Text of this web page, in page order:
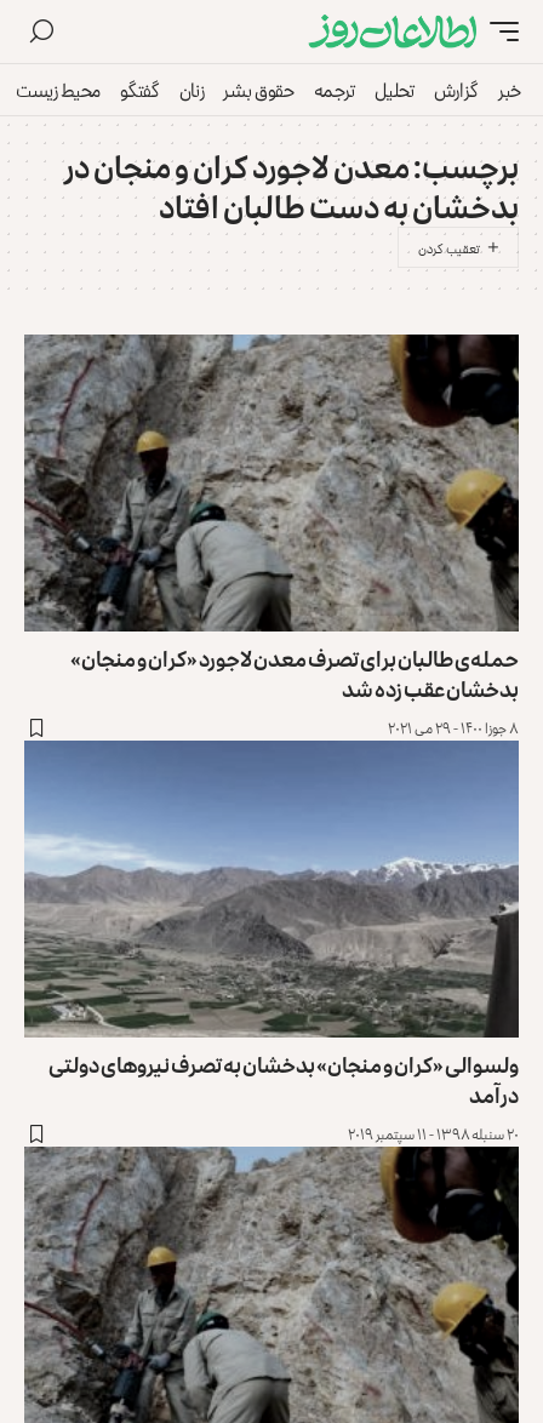
خبر گزارش تحلیل ترجمه حقوق بشر زنان گفتگو محیط زیست
برچسب:معدن لاجورد کران و منجان در
بدخشان به دست طالبان افتاد
حمله‌ی طالبان برای تصرف معدن لاجورد «کران و منجان»
بدخشان عقب زده شد
۸ جوزا ۱۴۰۰ - ۲۹ می ۲۰۲۱
ولسوالی «کران و منجان» بدخشان به تصرف نیروهای دولتی
درآمد
۲۰ سنبله ۱۳۹۸ - ۱۱ سپتمبر ۲۰۱۹